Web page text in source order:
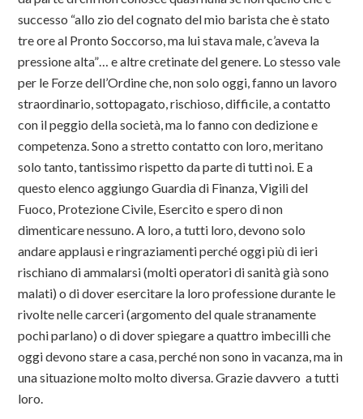
successo “allo zio del cognato del mio barista che è stato
tre ore al Pronto Soccorso, ma lui stava male, c’aveva la
pressione alta”… e altre cretinate del genere. Lo stesso vale
per le Forze dell’Ordine che, non solo oggi, fanno un lavoro
straordinario, sottopagato, rischioso, difficile, a contatto
con il peggio della società, ma lo fanno con dedizione e
competenza. Sono a stretto contatto con loro, meritano
solo tanto, tantissimo rispetto da parte di tutti noi. E a
questo elenco aggiungo Guardia di Finanza, Vigili del
Fuoco, Protezione Civile, Esercito e spero di non
dimenticare nessuno. A loro, a tutti loro, devono solo
andare applausi e ringraziamenti perché oggi più di ieri
rischiano di ammalarsi (molti operatori di sanità già sono
malati) o di dover esercitare la loro professione durante le
rivolte nelle carceri (argomento del quale stranamente
pochi parlano) o di dover spiegare a quattro imbecilli che
oggi devono stare a casa, perché non sono in vacanza, ma in
una situazione molto molto diversa. Grazie davvero a tutti
loro.